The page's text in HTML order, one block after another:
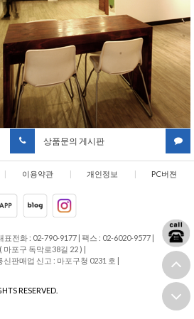
상품문의 게시판
| 이용약관 | 개인정보 | PC버젼
표전화 : 02-790-9177 | 팩스 : 02-6020-9577 |
마포구 독막로38길 22 ) |
신판매업 신고 : 마포구청 0231 호 |
RESERVED.